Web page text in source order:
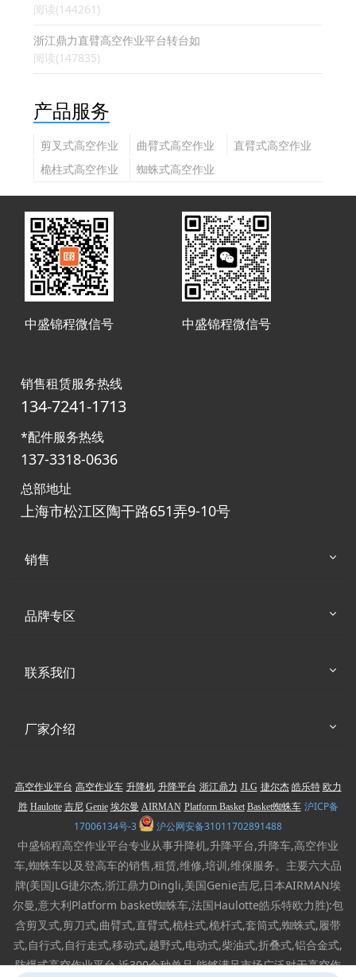
阅读(144261)
浙江鼎力直臂高空作业平台转台如
阅读(147835)
产品服务
剪叉式高空作业
平台
曲臂式高空作业
平台
直臂式高空作业
桅柱式高空作业
蜘蛛式高空作业
中盛锦程微信号 中盛锦程微信号
销售租赁服务热线
134-7241-1713
*配件服务热线
137-3318-0636
总部地址
上海市松江区陶干路651弄9-10号
销售
品牌专区
联系我们
厂家介绍
高空作业平台 高空作业车 升降机 升降平台 浙江鼎力 JLG 捷尔杰 皓乐特 欧力
胜 Haulotte 吉尼 Genie 埃尔曼 AIRMAN Platform Basket Basket蜘蛛车 沪ICP备
17006134号-3
沪公网安备31011702891488
中盛锦程高空作业平台专业从事升降机,升降平台,升降车,高空作业
车,蜘蛛车以及登高车的销售,租赁,维修,培训,维保服务。主要六大品
牌(美国JLG捷尔杰,浙江鼎力Dingli,美国Genie吉尼,日本AIRMAN埃
尔曼,意大利Platform basket蜘蛛车,法国Haulotte皓乐特欧力胜):包
含剪叉式,剪刀式,曲臂式,直臂式,桅柱式,桅杆式,套筒式,蜘蛛式,履带
式,自行式,自行走式,移动式,越野式,电动式,柴油式,折叠式,铝合金式,
防爆式高空作业平台,近300余种单品,能够满足市场广泛对于高空作